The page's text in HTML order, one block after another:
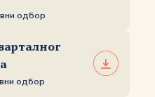
одбор
одбор